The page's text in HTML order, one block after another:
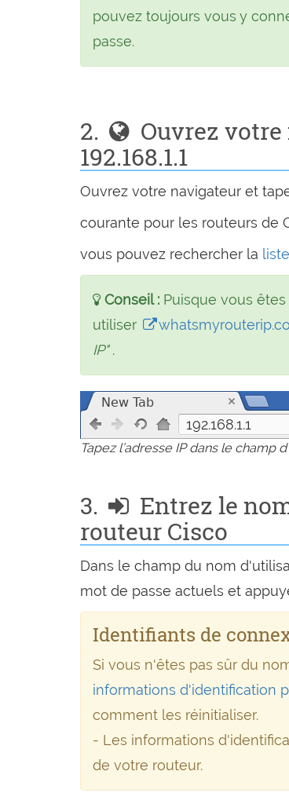
pouvez toujours vous y
passe.
2.
Ouvrez
192.168.1.1
Ouvrez votre navigateur et
courante pour les routeurs de
vous pouvez rechercher la
Conseil : Puisque vous
utiliser
IP".
192.168.1.1
Tapez l’adresse IP dans le champ
3.
Entrez le
routeur Cisco
Dans le champ du nom
mot de passe actuels et
Identifiants de
Si vous n'êtes pas sûr du
informations d'identification
comment les réinitialiser.
- Les informations
de votre routeur.